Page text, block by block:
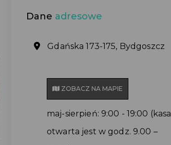
Dane adresowe
Gdańska 173-175, Bydgoszcz
ZOBACZ NA MAPIE
maj-sierpień: 9:00 - 19:00 (kasa
otwarta jest w godz. 9.00 –